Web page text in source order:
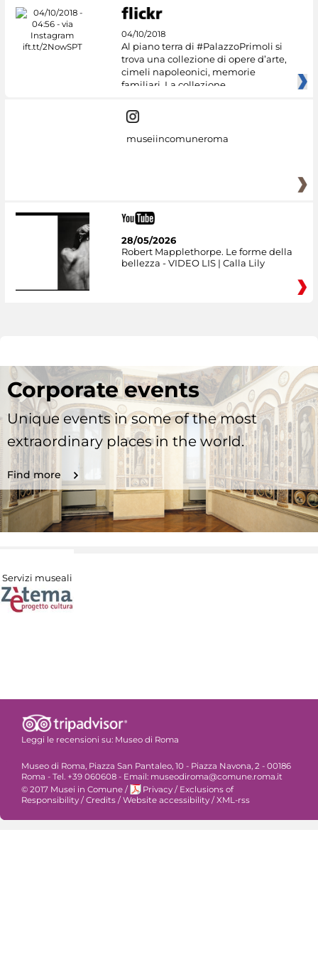
04/10/2018
Al piano terra di #PalazzoPrimoli si
trova una collezione di opere d’arte,
cimeli napoleonici, memorie
familiari. La collezione
museiincomuneroma
28/05/2026
Robert Mapplethorpe. Le forme della
bellezza - VIDEO LIS | Calla Lily
Corporate events
Unique events in some of the most
extraordinary places in the world.
Find more
Servizi museali
Leggi le recensioni su: Museo di Roma
Museo di Roma, Piazza San Pantaleo, 10 - Piazza Navona, 2 - 00186
Roma - Tel. +39 060608 - Email: museodiroma@comune.roma.it
© 2017 Musei in Comune / Privacy / Exclusions of
Responsibility /Credits /Website accessibility /XML-rss